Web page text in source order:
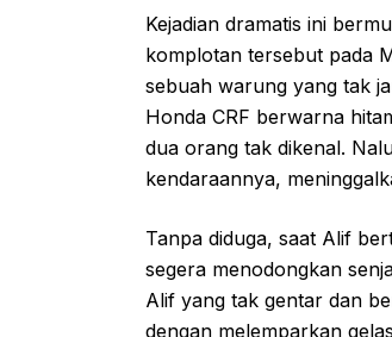
Kejadian dramatis ini
komplotan tersebut pada
sebuah warung yang tak
Honda CRF berwarna
dua orang tak dikenal.
kendaraannya,
Tanpa diduga, saat Alif
segera menodongkan
Alif yang tak gentar dan
dengan melemparkan